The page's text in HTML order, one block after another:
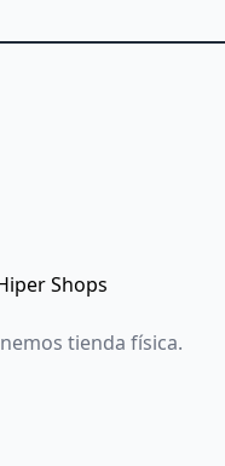
Shops
tienda física.